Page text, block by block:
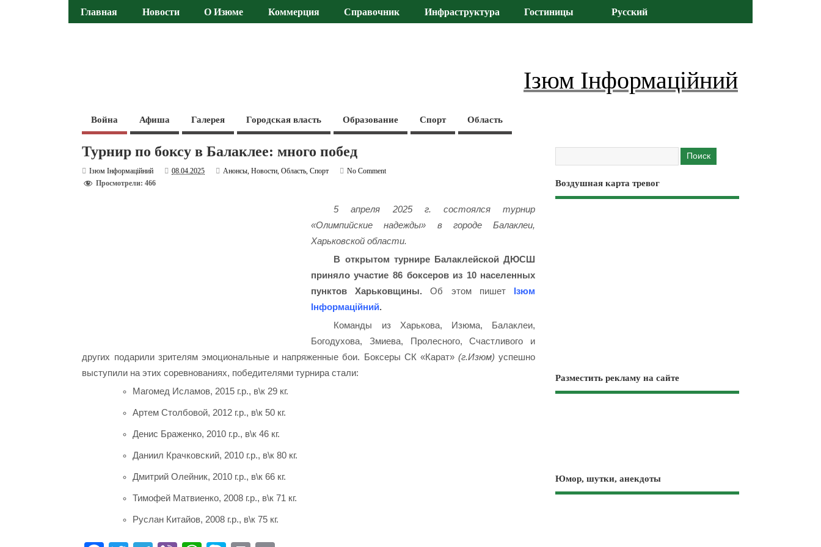
Главная Новости О Изюме Коммерция Справочник Инфраструктура Гостиницы Русский
Ізюм Інформаційний
Война Афиша Галерея Городская власть Образование Спорт Область
Турнир по боксу в Балаклее: много побед
Ізюм Інформаційний 08.04.2025 Анонсы,Новости,Область,Спорт
No Comment
Просмотрели: 466
5 апреля 2025 г. состоялся турнир
«Олимпийские надежды» в городе Балаклеи,
Харьковской области.
В открытом турнире Балаклейской ДЮСШ
приняло участие 86 боксеров из 10 населенных
пунктов Харьковщины. Об этом пишет
Ізюм
Інформаційний.
Команды из Харькова, Изюма, Балаклеи,
Богодухова, Змиева, Пролесного, Счастливого и
других подарили зрителям эмоциональные и напряженные бои. Боксеры СК «Карат»(г.Изюм) успешно
выступили на этих соревнованиях, победителями турнира стали:
Магомед Исламов, 2015 г.р., в\к 29 кг.
Артем Столбовой, 2012 г.р., в\к 50 кг.
Денис Браженко, 2010 г.р., в\к 46 кг.
Даниил Крачковский, 2010 г.р., в\к 80 кг.
Дмитрий Олейник, 2010 г.р., в\к 66 кг.
Тимофей Матвиенко, 2008 г.р., в\к 71 кг.
Руслан Китайов, 2008 г.р., в\к 75 кг.
Воздушная карта тревог
Разместить рекламу на сайте
Юмор, шутки, анекдоты